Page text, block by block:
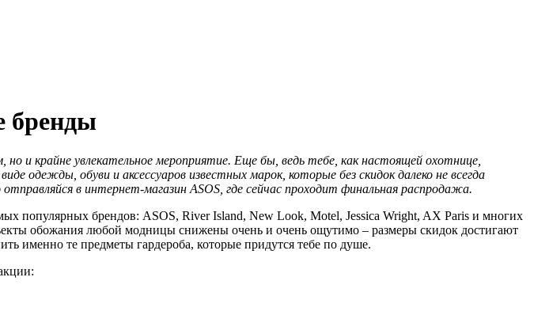
бренды
и крайне увлекательное мероприятие. Еще бы, ведь тебе, как настоящей охотнице,
одежды, обуви и аксессуаров известных марок, которые без скидок далеко не всегда
в интернет-магазин ASOS, где сейчас проходит финальная распродажа.
популярных брендов: ASOS, River Island, New Look, Motel, Jessica Wright, AX Paris и многих
обожания любой модницы снижены очень и очень ощутимо – размеры скидок достигают
именно те предметы гардероба, которые придутся тебе по душе.